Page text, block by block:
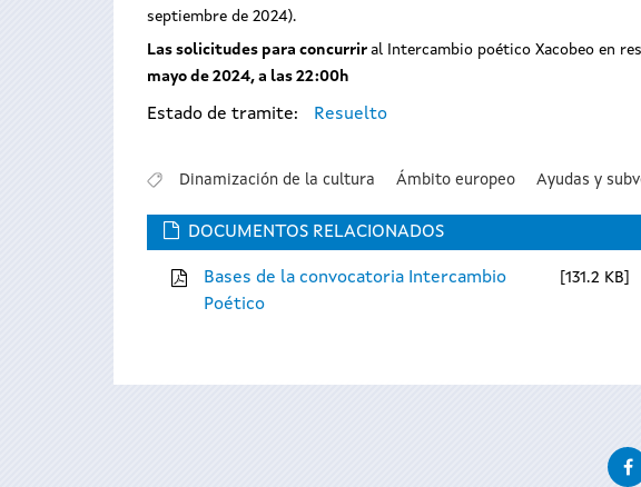
septiembre de 2024).
Las solicitudes para concurrir al Intercambio poético Xacobeo en
mayo de 2024, a las 22:00h
Estado de tramite: Resuelto
Dinamización de la cultura Ámbito europeo Ayudas y
DOCUMENTOS RELACIONADOS
Bases de la convocatoria Intercambio
Poético
131.2 KB